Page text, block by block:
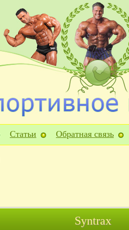
Статьи Обратная связь
Syntrax